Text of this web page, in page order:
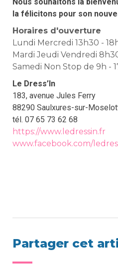
la félicitons pour son
Horaires d'ouverture
Lundi Mercredi 13h30 -
Mardi Jeudi Vendredi
Samedi Non Stop de 9h -
Le Dress’In
183, avenue Jules Ferry
88290 Saulxures-sur-
tél. 07 65 73 62 68
https://www.ledressin.fr
www.facebook.com/
Partager cet